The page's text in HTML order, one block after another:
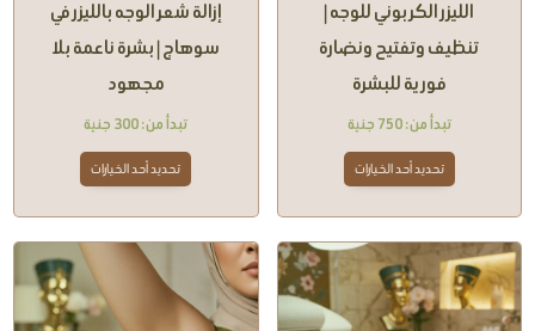
الليزر الكربوني للوجه |
تنظيف وتفتيح ونضارة
فورية للبشرة
تبدأ من:750 جنية
تحديد أحد الخيارات
إزالة شعر الوجه بالليزر في
سوهاج | بشرة ناعمة بلا
مجهود
تبدأ من:300 جنية
تحديد أحد الخيارات